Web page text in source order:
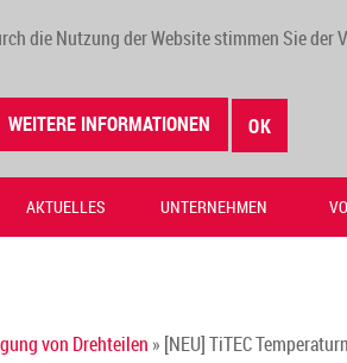
die Nutzung der Website stimmen Sie der
WEITERE INFORMATIONEN OK
AKTUELLES UNTERNEHMEN
von Drehteilen » [NEU] TiTEC